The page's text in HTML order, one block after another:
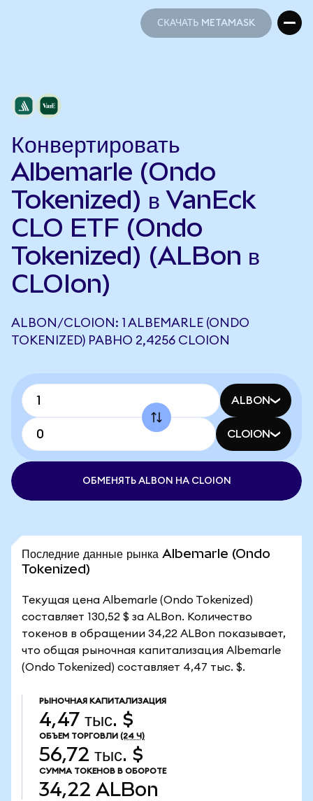
СКАЧАТЬ METAMASK
Конвертировать
Albemarle (Ondo
Tokenized) в VanEck
CLO ETF (Ondo
Tokenized) (ALBon в
CLOIon)
ALBON/CLOION: 1 ALBEMARLE (ONDO
TOKENIZED) РАВНО 2,4256 CLOION
ALBON
CLOION
ОБМЕНЯТЬ ALBON НА CLOION
Последние данные рынка Albemarle (Ondo
Tokenized)
Текущая цена Albemarle (Ondo Tokenized)
составляет 130,52 $ за ALBon. Количество
токенов в обращении 34,22 ALBon показывает,
что общая рыночная капитализация Albemarle
(Ondo Tokenized) составляет 4,47 тыс. $.
РЫНОЧНАЯ КАПИТАЛИЗАЦИЯ
4,47 тыс. $
ОБЪЕМ ТОРГОВЛИ (24 Ч)
56,72 тыс. $
СУММА ТОКЕНОВ В ОБОРОТЕ
34,22 ALBon